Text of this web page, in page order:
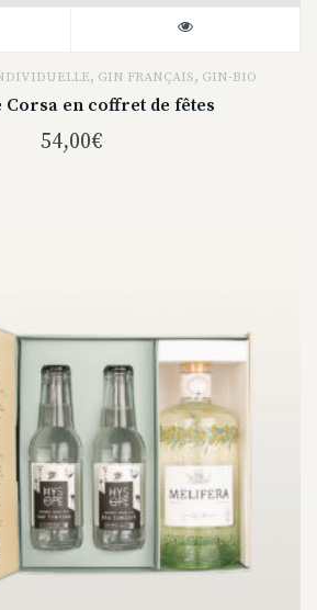
, GIN FRANÇAIS, GIN-BIO
Corsa en coffret de fêtes
54,00€